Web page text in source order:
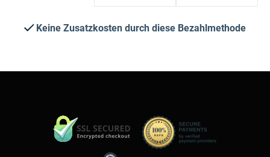
Keine Zusatzkosten durch diese Bezahlmethode